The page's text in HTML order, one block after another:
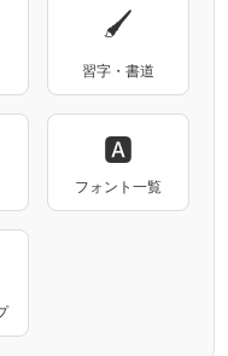
🖌
習字・書道
🅰
フォント一覧